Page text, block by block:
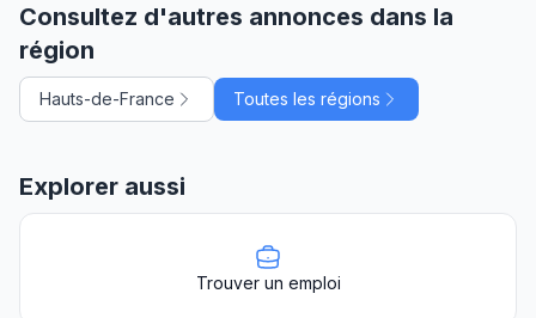
Consultez d'autres annonces dans la
région
Hauts-de-France Toutes les régions
Explorer aussi
Trouver un emploi